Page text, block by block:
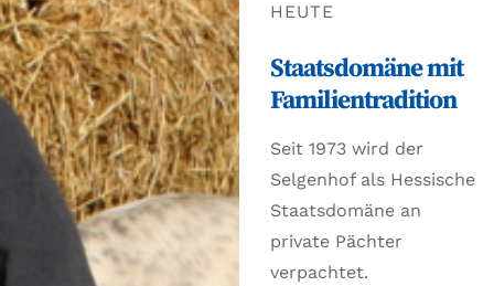
HEUTE
Staatsdomäne mit
Familientradition
Seit 1973 wird der
Selgenhof als Hessische
Staatsdomäne an
private Pächter
verpachtet.